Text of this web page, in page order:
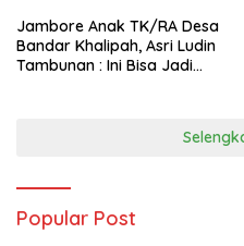
Jambore Anak TK/RA Desa
Bandar Khalipah, Asri Ludin
Tambunan : Ini Bisa Jadi
Popular Post